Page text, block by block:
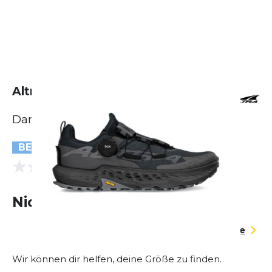
Altra Timp 5 Boa
Damen
BESTSELLER
0.0 (0 Bewertungen)
Nicht lieferbar
Größentabelle
Wir können dir helfen, deine Größe zu finden.